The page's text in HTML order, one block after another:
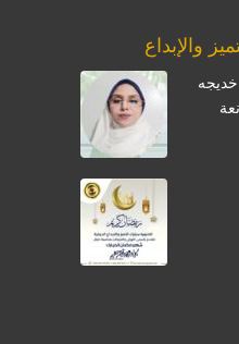
والإبداع
خديجه